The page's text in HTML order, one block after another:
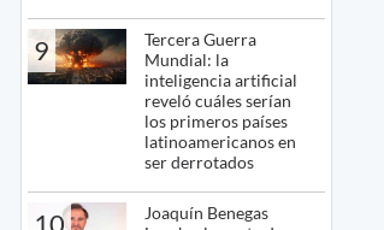
9
Tercera Guerra
Mundial: la
inteligencia artificial
reveló cuáles serían
los primeros países
latinoamericanos en
ser derrotados
10
Joaquín Benegas